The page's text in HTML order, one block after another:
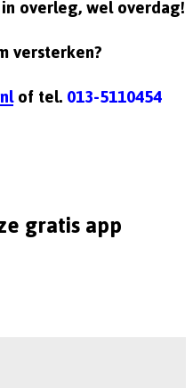
overleg, wel overdag!
versterken?
of tel.013-5110454
gratis app